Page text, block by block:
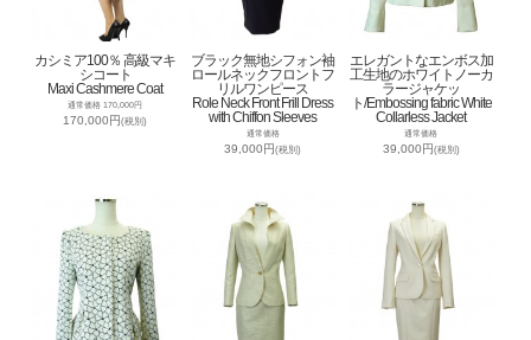
カシミア100％ 高級マキ
シコート
Maxi Cashmere Coat
通常価格 170,000円
170,000円(税別)
ブラック無地シフォン袖
ロールネックフロントフ
リルワンピース
Role Neck Front Frill Dress
with Chiffon Sleeves
通常価格
39,000円(税別)
エレガントなエンボス加
工生地のホワイトノーカ
ラージャケッ
ト/Embossing fabric White
Collarless Jacket
通常価格
39,000円(税別)